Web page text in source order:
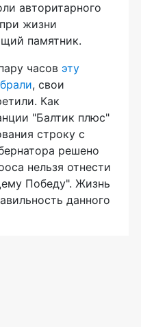
авторитарного
жизни
памятник.
часов эту
, свои
Как
"Балтик плюс"
строку с
решено
нельзя отнести
Победу". Жизнь
данного